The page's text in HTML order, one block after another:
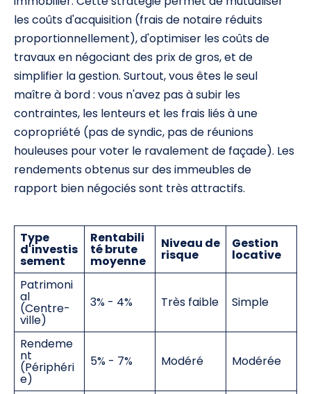
les coûts d'acquisition (frais de notaire réduits
proportionnellement), d'optimiser les coûts de
travaux en négociant des prix de gros, et de
simplifier la gestion. Surtout, vous êtes le seul
maître à bord : vous n'avez pas à subir les
contraintes, les lenteurs et les frais liés à une
copropriété (pas de syndic, pas de réunions
houleuses pour voter le ravalement de façade). Les
rendements obtenus sur des immeubles de
rapport bien négociés sont très attractifs.
Type
d'investis
sement
Rentabili
té brute
moyenne
Niveau de
risque
Gestion
locative
Patrimoni
al
(Centre-
ville)
3% - 4% Très faible Simple
Rendeme
nt
(Périphéri
e)
5% - 7% Modéré Modérée